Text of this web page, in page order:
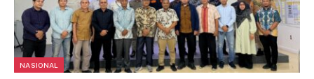
NASIONAL